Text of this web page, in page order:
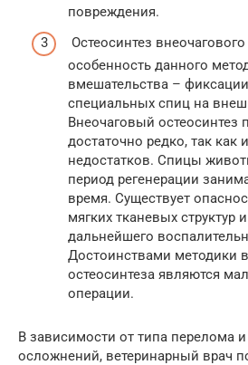
повреждения.
Остеосинтез
особенность данного
вмешательства –
специальных спиц на
Внеочаговый остеосинтез
достаточно редко, так как
недостатков. Спицы
период регенерации
время. Существует
мягких тканевых структур
дальнейшего
Достоинствами методики
остеосинтеза являются
операции.
В зависимости от типа перелома
осложнений, ветеринарный врач